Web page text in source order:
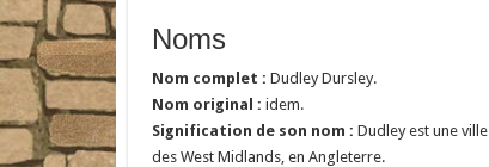
Noms
Nom complet : Dudley Dursley.
Nom original : idem.
Signification de son nom : Dudley est une ville
des West Midlands, en Angleterre.